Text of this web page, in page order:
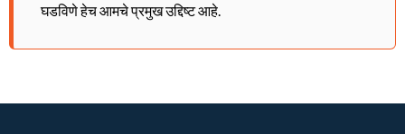
घडविणे हेच आमचे प्रमुख उद्दिष्ट आहे.